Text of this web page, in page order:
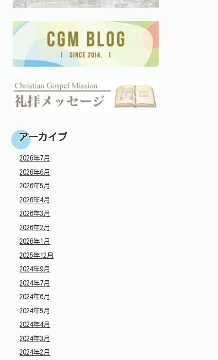
アーカイブ
2026年7月
2026年6月
2026年5月
2026年4月
2026年3月
2026年2月
2026年1月
2025年12月
2024年9月
2024年7月
2024年6月
2024年5月
2024年4月
2024年3月
2024年2月